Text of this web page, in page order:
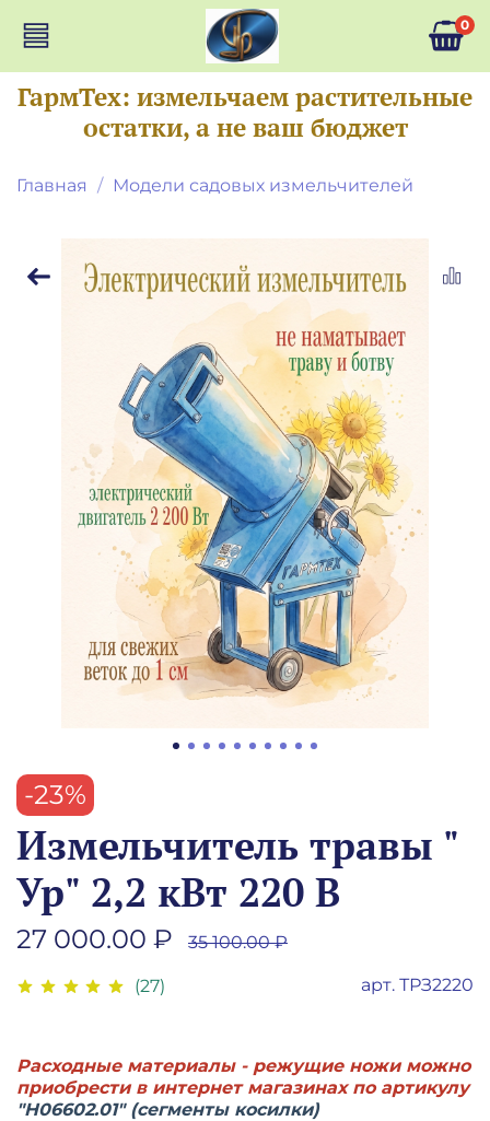
0
ГармТех: измельчаем растительные
остатки, а не ваш бюджет
Главная Модели садовых измельчителей
-23%
(27) арт. ТРЗ2220
Измельчитель травы "
Ур" 2,2 кВт 220 В
27 000.00 ₽ 35 100.00 ₽
Расходные материалы - режущие ножи можно
приобрести в интернет магазинах по артикулу
"H06602.01" (сегменты косилки)